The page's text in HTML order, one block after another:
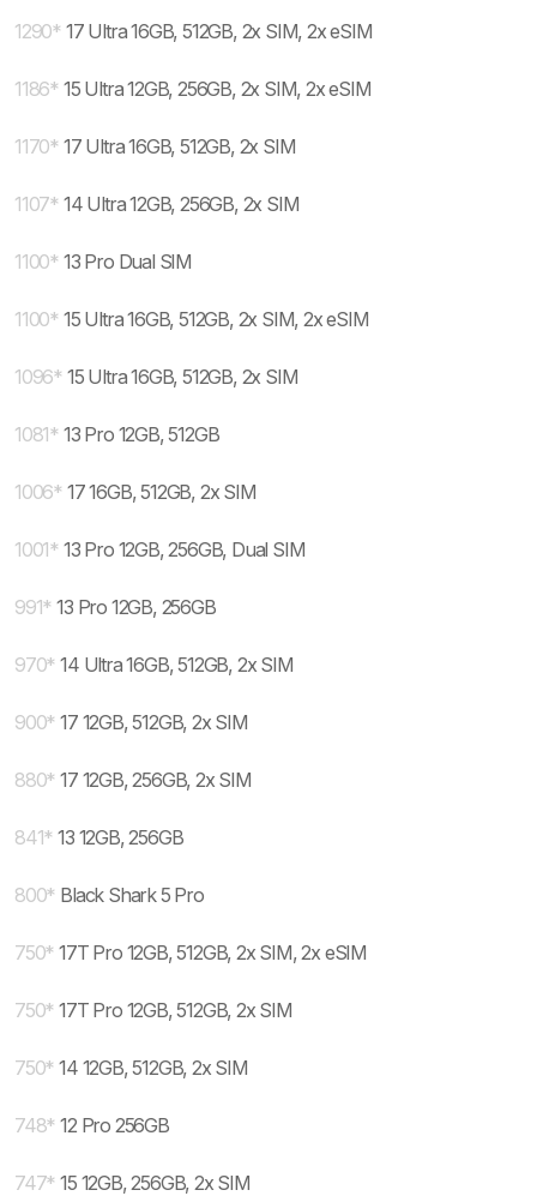
1290* 17 Ultra 16GB, 512GB, 2x SIM, 2x eSIM
1186* 15 Ultra 12GB, 256GB, 2x SIM, 2x eSIM
1170* 17 Ultra 16GB, 512GB, 2x SIM
1107* 14 Ultra 12GB, 256GB, 2x SIM
1100* 13 Pro Dual SIM
1100* 15 Ultra 16GB, 512GB, 2x SIM, 2x eSIM
1096* 15 Ultra 16GB, 512GB, 2x SIM
1081* 13 Pro 12GB, 512GB
1006* 17 16GB, 512GB, 2x SIM
1001* 13 Pro 12GB, 256GB, Dual SIM
991* 13 Pro 12GB, 256GB
970* 14 Ultra 16GB, 512GB, 2x SIM
900* 17 12GB, 512GB, 2x SIM
880* 17 12GB, 256GB, 2x SIM
841* 13 12GB, 256GB
800* Black Shark 5 Pro
750* 17T Pro 12GB, 512GB, 2x SIM, 2x eSIM
750* 17T Pro 12GB, 512GB, 2x SIM
750* 14 12GB, 512GB, 2x SIM
748* 12 Pro 256GB
747* 15 12GB, 256GB, 2x SIM